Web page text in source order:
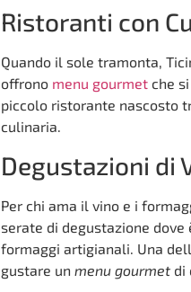
Ristoranti con
Quando il sole tramonta,
offrono menu gourmetche si
piccolo ristorante nascosto
culinaria.
Degustazioni di
Per chi ama il vino e i
serate di degustazione
formaggi artigianali. Una
gustare un menu gourmetdi